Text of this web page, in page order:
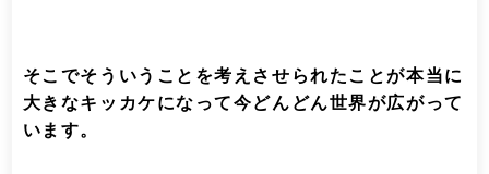
そこでそういうことを考えさせられたことが本当に
大きなキッカケになって今どんどん世界が広がって
います。